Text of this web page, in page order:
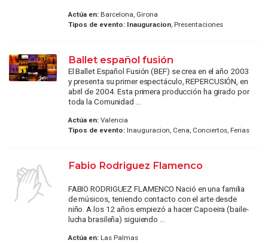
Actúa en:Barcelona, Girona
Tipos de evento: Inauguracion, Presentaciones
Ballet español fusión
El Ballet Español Fusión (BEF) se crea en el año 2003
y presenta su primer espectáculo, REPERCUSIÓN, en
abril de 2004. Esta primera producción ha girado por
toda la Comunidad ...
Actúa en:Valencia
Tipos de evento:Inauguracion, Cena, Conciertos, Ferias
Fabio Rodriguez Flamenco
FABIO RODRIGUEZ FLAMENCO Nació en una familia
de músicos, teniendo contacto con el arte desde
niño. A los 12 años empiezó a hacer Capoeira (baile-
lucha brasileña) siguiendo ...
Actúa en:Las Palmas